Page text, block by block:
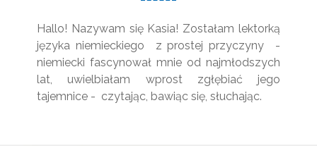
Hallo! Nazywam się Kasia! Zostałam lektorką
języka niemieckiego z prostej przyczyny -
niemiecki fascynował mnie od najmłodszych
lat, uwielbiałam wprost zgłębiać jego
tajemnice - czytając, bawiąc się, słuchając.